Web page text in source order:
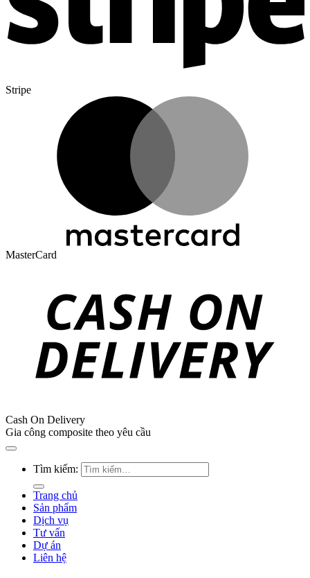
Stripe
MasterCard
Cash On Delivery
Gia công composite theo yêu cầu
Tìm kiếm:
Trang chủ
Sản phẩm
Dịch vụ
Tư vấn
Dự án
Liên hệ